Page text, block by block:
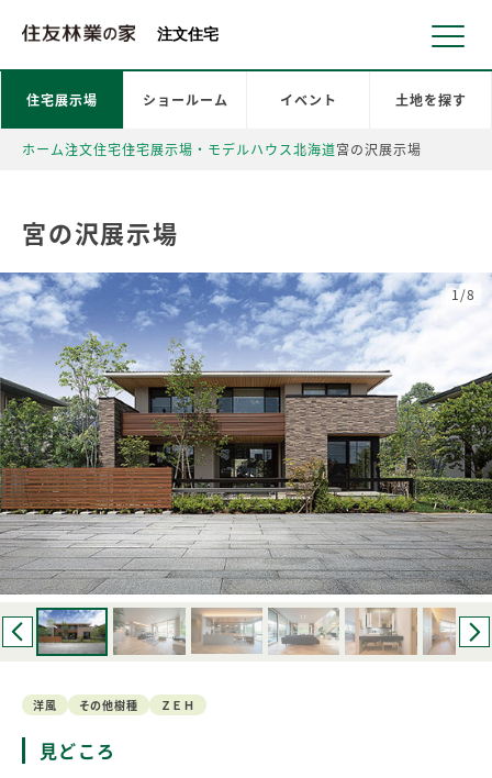
注文住宅
ホーム注文住宅住宅展示場・モデルハウス北海道宮の沢展示場
住宅展示場 ショールーム イベント 土地を探す
宮の沢展示場
1/8
洋風 その他樹種 ＺＥＨ
見どころ